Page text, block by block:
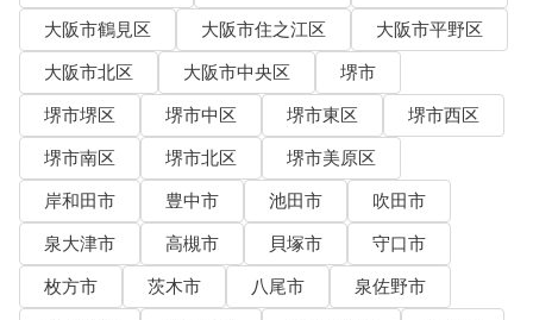
大阪市鶴見区
大阪市住之江区
大阪市平野区
大阪市北区
大阪市中央区
堺市
堺市堺区
堺市中区 堺市東区
堺市西区
堺市南区
堺市北区
堺市美原区
岸和田市
豊中市 池田市
吹田市
泉大津市
高槻市 貝塚市
守口市
枚方市
茨木市 八尾市
泉佐野市